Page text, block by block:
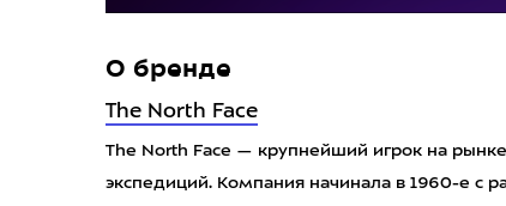
О бренде
The North Face
The North Face — крупнейший игрок на
экспедиций. Компания начинала в 1960-е с